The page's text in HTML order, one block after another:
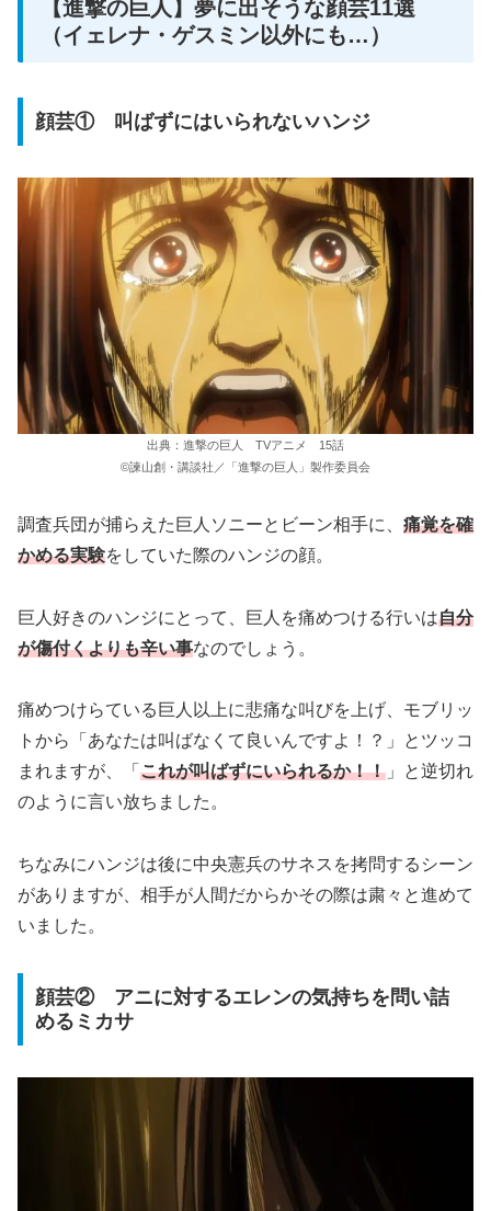
【進撃の巨人】夢に出そうな顔芸11選
（イェレナ・ゲスミン以外にも…）
顔芸① 叫ばずにはいられないハンジ
出典：進撃の巨人 TVアニメ 15話
©諫山創・講談社／「進撃の巨人」製作委員会
調査兵団が捕らえた巨人ソニーとビーン相手に、 痛覚を確
かめる実験をしていた際のハンジの顔。
巨人好きのハンジにとって、巨人を痛めつける行いは自分
が傷付くよりも辛い事なのでしょう。
痛めつけらている巨人以上に悲痛な叫びを上げ、モブリッ
トから「あなたは叫ばなくて良いんですよ！？」とツッコ
まれますが、「 これが叫ばずにいられるか！！ 」と逆切れ
のように言い放ちました。
ちなみにハンジは後に中央憲兵のサネスを拷問するシーン
がありますが、相手が人間だからかその際は粛々と進めて
いました。
顔芸② アニに対するエレンの気持ちを問い詰
めるミカサ